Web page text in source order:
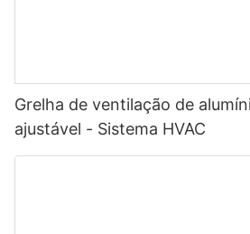
Grelha de ventilação de
ajustável - Sistema HVAC